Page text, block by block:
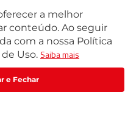
a melhor
conteúdo. Ao seguir
com a nossa Política
Uso. Saiba mais